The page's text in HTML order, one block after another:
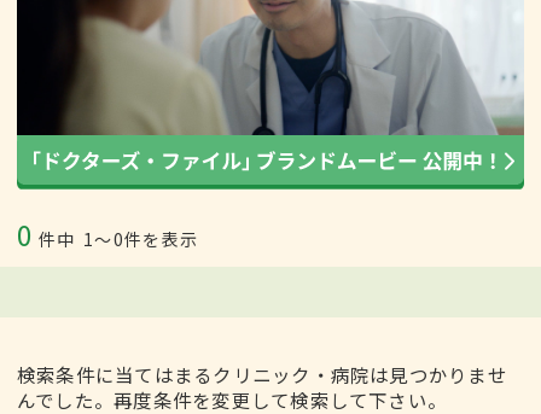
0 件中 1〜0件を表示
検索条件に当てはまるクリニック・病院は見つかりませ
んでした。再度条件を変更して検索して下さい。